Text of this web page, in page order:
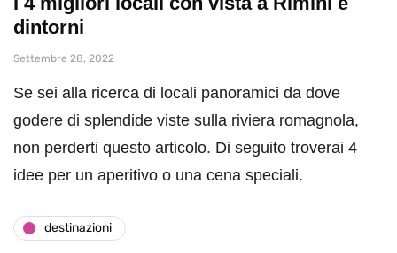
dintorni
Settembre 28, 2022
Se sei alla ricerca di locali panoramici da dove
godere di splendide viste sulla riviera romagnola,
non perderti questo articolo. Di seguito troverai 4
idee per un aperitivo o una cena speciali.
destinazioni